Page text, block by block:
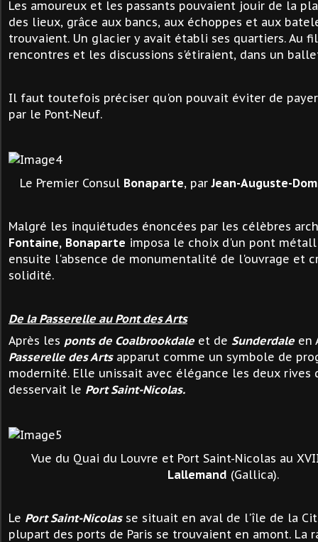
Les amoureux et les passants pouvaient jouir de la
des lieux, grâce aux bancs, aux échoppes et aux
trouvaient. Un glacier y avait établi ses quartiers. Au
rencontres et les discussions s'étiraient, dans un
Il faut toutefois préciser qu'on pouvait éviter de payer
par le Pont-Neuf.
Le Premier Consul Bonaparte, parJean-Auguste-
Malgré les inquiétudes énoncées par les célèbres
Fontaine, Bonaparte imposa le choix d'un pont
ensuite l'absence de monumentalité de l'ouvrage et
solidité.
De la Passerelle au Pont des Arts
Après les ponts de Coalbrookdale et de Sunderdale en
Passerelle des Artsapparut comme un symbole de
modernité. Elle unissait avec élégance les deux rives
desservait le Port Saint-Nicolas.
Vue du Quai du Louvre et Port Saint-Nicolas au
Lallemand (Gallica).
Le Port Saint-Nicolasse situait en aval de l'île de la
plupart des ports de Paris se trouvaient en amont. La